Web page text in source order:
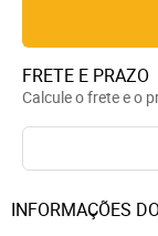
FRETE E PRAZO
Calcule o frete e o
INFORMAÇÕES